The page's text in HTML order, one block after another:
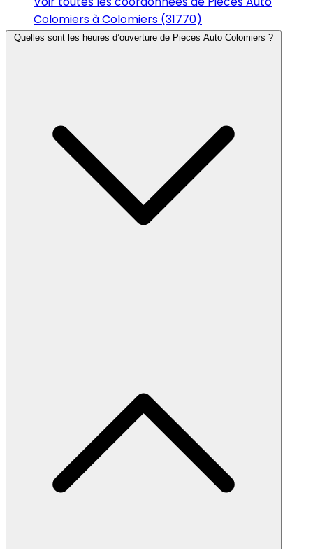
Colomiers à Colomiers (31770)
Quelles sont les heures d’ouverture de Pieces Auto Colomiers ?